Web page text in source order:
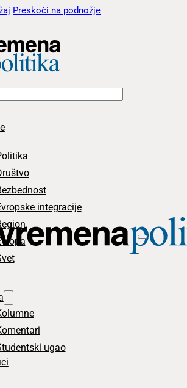
Preskoči na podnožje
integracije
ugao